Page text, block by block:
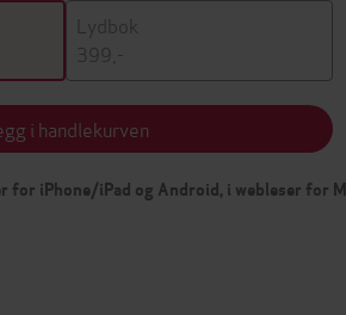
Lydbok
399,-
i handlekurven
for iPhone/iPad og Android, i webleser for